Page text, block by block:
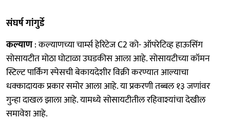
संघर्ष गांगुर्डे
कल्याण: कल्याणच्या चार्म्स हेरिटेज C2 को- ऑपरेटिव्ह हाऊसिंग
सोसायटीत मोठा घोटाळा उघडकीस आला आहे. सोसायटीच्या कॉमन
स्टिल्ट पार्किंग स्पेसची बेकायदेशीर विक्री करण्यात आल्याचा
धक्कादायक प्रकार समोर आला आहे. या प्रकरणी तब्बल १३ जणांवर
गुन्हा दाखल झाला आहे. यामध्ये सोसायटीतील रहिवाश्यांचा देखील
समावेश आहे.